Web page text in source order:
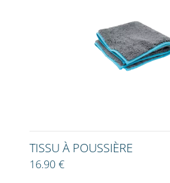
TISSU À POUSSIÈRE
16.90 €